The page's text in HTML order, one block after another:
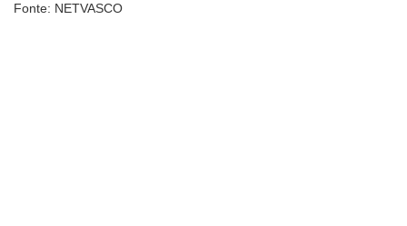
Fonte: NETVASCO